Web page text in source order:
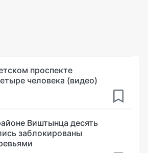
проспекте
человека (видео)
Виштынца десять
заблокированы